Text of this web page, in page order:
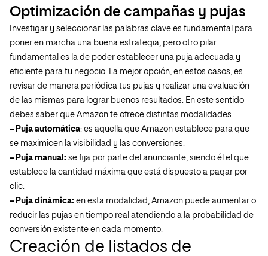
Optimización de campañas y pujas
Investigar y seleccionar las palabras clave es fundamental para
poner en marcha una buena estrategia, pero otro pilar
fundamental es la de poder establecer una puja adecuada y
eficiente para tu negocio. La mejor opción, en estos casos, es
revisar de manera periódica tus pujas y realizar una evaluación
de las mismas para lograr buenos resultados. En este sentido
debes saber que Amazon te ofrece distintas modalidades:
– Puja automática: es aquella que Amazon establece para que
se maximicen la visibilidad y las conversiones.
– Puja manual: se fija por parte del anunciante, siendo él el que
establece la cantidad máxima que está dispuesto a pagar por
clic.
– Puja dinámica: en esta modalidad, Amazon puede aumentar o
reducir las pujas en tiempo real atendiendo a la probabilidad de
conversión existente en cada momento.
Creación de listados de